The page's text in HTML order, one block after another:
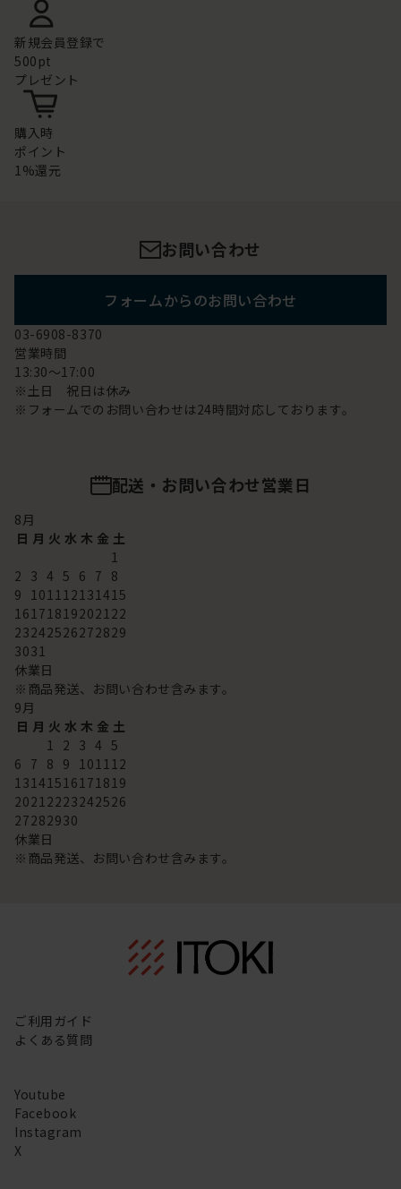
新規会員登録で
500pt
プレゼント
購入時
ポイント
1%還元
お問い合わせ
フォームからのお問い合わせ
03-6908-8370
営業時間
13:30～17:00
※土日 祝日は休み
※フォームでのお問い合わせは24時間対応しております。
配送・お問い合わせ営業日
8月
日 月 火 水 木 金 土
1
2 3 4 5 6 7 8
9 101112131415
16171819202122
23242526272829
3031
休業日
※商品発送、お問い合わせ含みます。
9月
日 月 火 水 木 金 土
1 2 3 4 5
6 7 8 9 101112
13141516171819
20212223242526
27282930
休業日
※商品発送、お問い合わせ含みます。
ご利用ガイド
よくある質問
Youtube
Facebook
Instagram
X